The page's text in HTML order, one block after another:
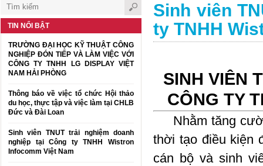
TIN NỔI BẬT
TRƯỜNG ĐẠI HỌC KỸ THUẬT CÔNG
NGHIỆP ĐÓN TIẾP VÀ LÀM VIỆC VỚI
CÔNG TY TNHH LG DISPLAY VIỆT
NAM HẢI PHÒNG
Thông báo về việc tổ chức Hội thảo
du học, thực tập và việc làm tại CHLB
Đức và Đài Loan
Sinh viên TNUT trải nghiệm doanh
nghiệp tại Công ty TNHH Wistron
Infocomm Việt Nam
Sinh viên
ty TNHH
SINH VIÊN
CÔNG TY
Nhằm tăng
thời tạo điều kiện
cán bộ và sinh